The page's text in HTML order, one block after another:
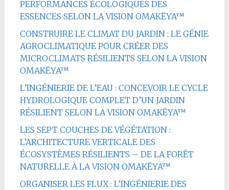
PERFORMANCES ÉCOLOGIQUES DES
ESSENCES SELON LA VISION OMAKËYA™
CONSTRUIRE LE CLIMAT DU JARDIN : LE GÉNIE
AGROCLIMATIQUE POUR CRÉER DES
MICROCLIMATS RÉSILIENTS SELON LA VISION
OMAKËYA™
L’INGÉNIERIE DE L’EAU : CONCEVOIR LE CYCLE
HYDROLOGIQUE COMPLET D’UN JARDIN
RÉSILIENT SELON LA VISION OMAKËYA™
LES SEPT COUCHES DE VÉGÉTATION :
L’ARCHITECTURE VERTICALE DES
ÉCOSYSTÈMES RÉSILIENTS – DE LA FORÊT
NATURELLE À LA VISION OMAKËYA™
ORGANISER LES FLUX : L’INGÉNIERIE DES